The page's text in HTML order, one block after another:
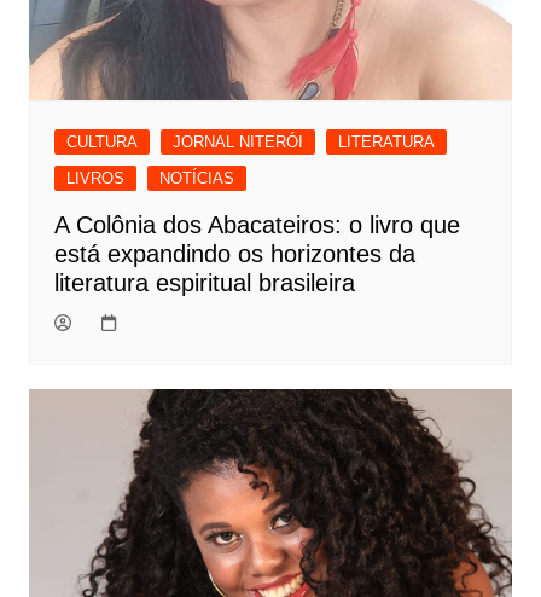
CULTURA JORNAL NITERÓI
LITERATURA
LIVROS
NOTÍCIAS
A Colônia dos Abacateiros: o livro que
está expandindo os horizontes da
literatura espiritual brasileira